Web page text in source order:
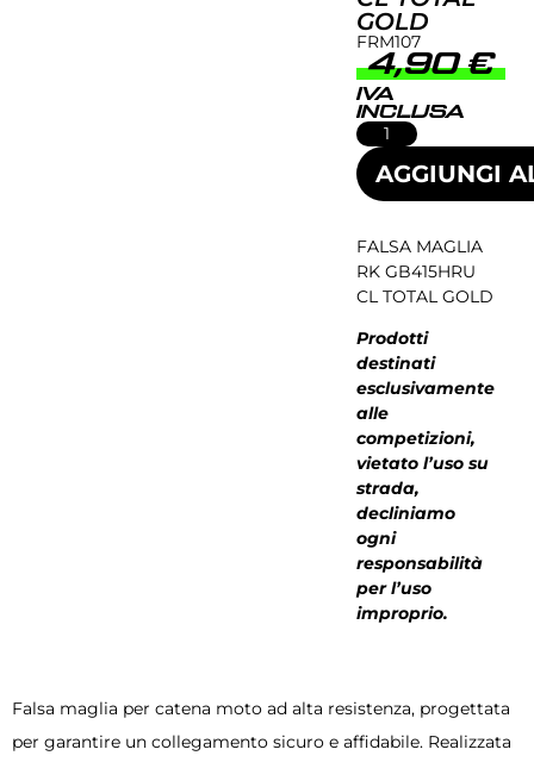
GOLD
FRM107
4,90€
IVA
INCLUSA
AGGIUNGI
FALSA MAGLIA
RK GB415HRU
CL TOTAL GOLD
Prodotti
destinati
esclusivamente
alle
competizioni,
vietato l’uso su
strada,
decliniamo
ogni
responsabilità
per l’uso
improprio.
Falsa maglia per catena moto ad alta resistenza, progettata
per garantire un collegamento sicuro e affidabile. Realizzata